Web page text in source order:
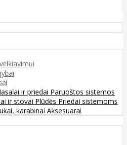
ir priedai Paruoštos sistemos
ir stovai Plūdės Priedai sistemoms
karabinai Aksesuarai